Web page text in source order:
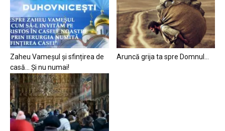
Zaheu Vameșul și sfințirea de
casă… Și nu numai!
Aruncă grija ta spre Domnul…